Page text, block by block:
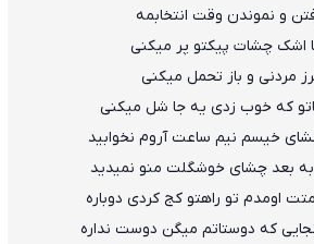
و ﻧﻤﻮﻧﺪن وﻗﺖ اﻧﺘﺨﺎﺑﻤﻪ
اﺷﮏ ﭼﺸﺎت ﭘﻴﻜﺘﻮ ﭘﺮ ﻣﻴﻜﻨﻰ
ﻣﺮدﻧﻰ و ﺑﺎز ﺗﺤﻤﻞ ﻣﻴﻜﻨﻰ
ﻛﻪ ﺧﻮب زدی ﻳﻪ ﺟﺎ ﺷﻞ ﻣﻴﻜﻨﻰ
ﺧﻴﺴﻢ ﻧﻴﻢ ﺳﺎﻋﺖ آروم ﻧﺨﻮاﺑﻴﺪ
ﺑﻪ ﺑﻌﺪ ﭼﺸﺎی ﺧﻮﺷﮕﻠﺖ ﻣﻨﻮ ﻧﻤﻴﺪﻳﺪ
اوﻣﺪم ﺗﻮ راﻫﺘﻮ ﻛﺞ ﻛﺮدی دوﺑﺎره
ﻛﻪ دوﺳﺘﺎﺗﻢ ﻣﻴﮕﻦ دوﺳﺖ ﻧﺪاره